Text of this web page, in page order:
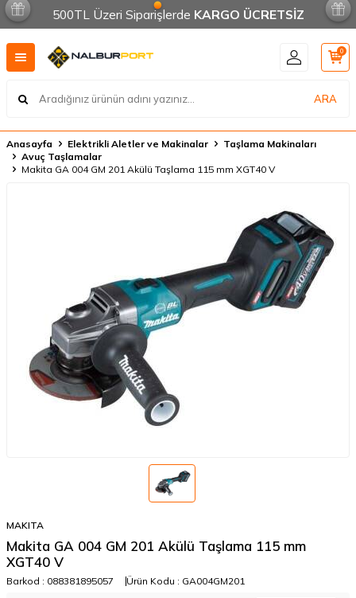
500TL Üzeri Siparişlerde KARGO ÜCRETSİZ
ARA
0
Anasayfa Elektrikli Aletler ve Makinalar
Taşlama Makinaları
Avuç Taşlamalar
Makita GA 004 GM 201 Akülü Taşlama 115 mm XGT40 V
MAKITA
Makita GA 004 GM 201 Akülü Taşlama 115 mm
XGT40 V
Barkod : 088381895057 Ürün Kodu : GA004GM201